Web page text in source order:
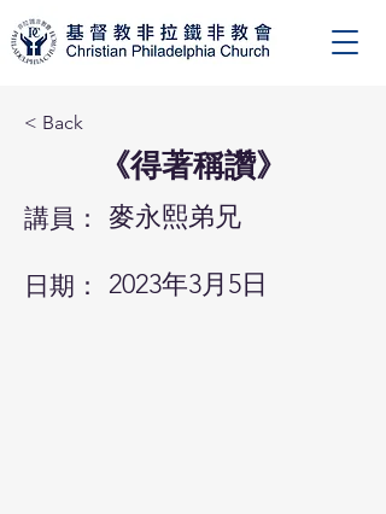
< Back
《得著稱讚》
講員： 麥永熙弟兄
日期： 2023年3月5日